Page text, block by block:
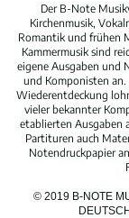
Der B-Note
Kirchenmusik,
Romantik und frühen
Kammermusik sind
eigene Ausgaben und
und Komponisten
Wiederentdeckung
vieler bekannter
etablierten Ausgaben
Partituren auch
Notendruckpapier
© 2019 B-NOTE